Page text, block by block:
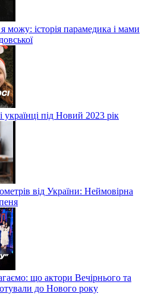
можу: історія парамедика і мами
під Новий 2023 рік
від України: Неймовірна
що актори Вечірнього та
до Нового року